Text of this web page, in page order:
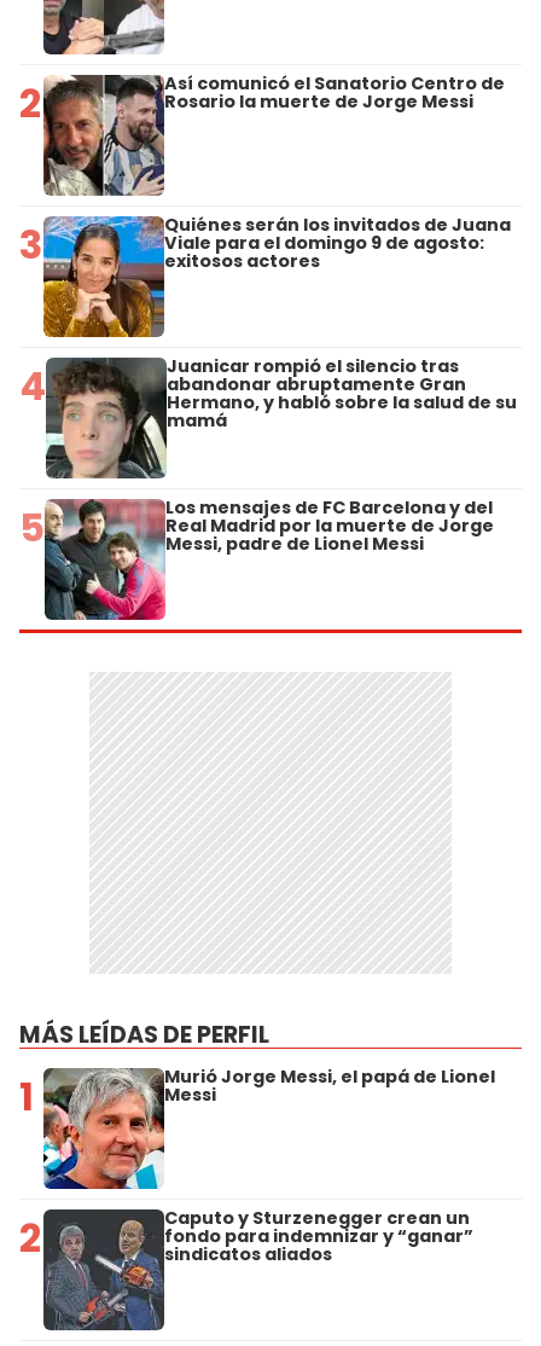
2 Así comunicó el Sanatorio Centro de
Rosario la muerte de Jorge Messi
3 Quiénes serán los invitados de Juana
Viale para el domingo 9 de agosto:
exitosos actores
4 Juanicar rompió el silencio tras
abandonar abruptamente Gran
Hermano, y habló sobre la salud de su
mamá
5 Los mensajes de FC Barcelona y del
Real Madrid por la muerte de Jorge
Messi, padre de Lionel Messi
MÁS LEÍDAS DE PERFIL
1 Murió Jorge Messi, el papá de Lionel
Messi
2 Caputo y Sturzenegger crean un
fondo para indemnizar y “ganar”
sindicatos aliados